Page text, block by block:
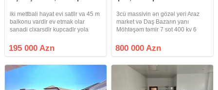
iki mettbali hayat evi satllr va 45 m
balkonu vardlr ev etmak olar
sanadi clxarsdlr kupcadlr yola
fayizdir
195 000 Azn
3cü massivin ən gözəl yeri Araz
market və Daş Bazarın yanı
Möhtəşəm təmir 7 sot 400 kv 6
mətbəxi var Çıxarış QIYMET
800000
800 000 Azn